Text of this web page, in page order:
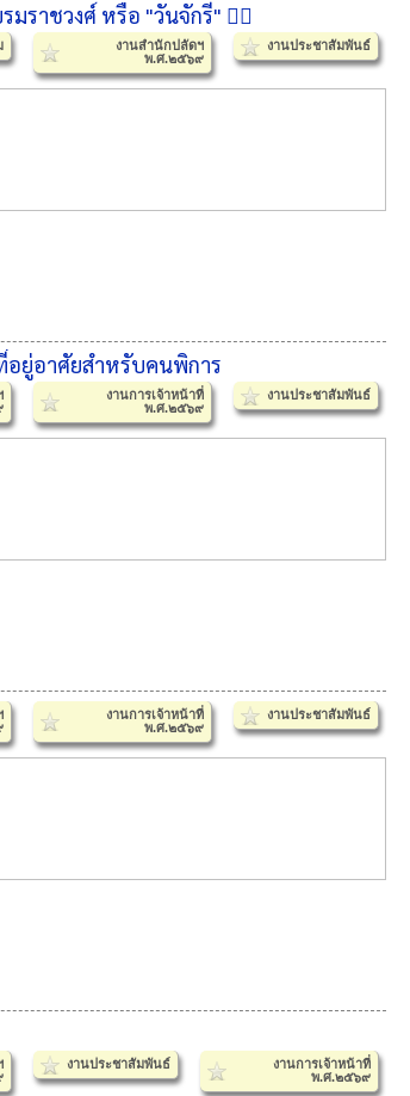
ราชวงศ์ หรือ "วันจักรี" 🙇‍♀️
งานประชาสัมพันธ์
งานสำนักปลัดฯ
พ.ศ.๒๕๖๙
ยู่อาศัยสำหรับคนพิการ
งานประชาสัมพันธ์
งานการเจ้าหน้าที่
พ.ศ.๒๕๖๙
งานประชาสัมพันธ์
งานการเจ้าหน้าที่
พ.ศ.๒๕๖๙
งานการเจ้าหน้าที่
พ.ศ.๒๕๖๙
งานประชาสัมพันธ์